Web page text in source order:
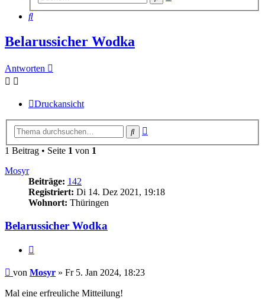
Suche
Belarussicher Wodka
Antworten
Druckansicht
Suche
1 Beitrag • Seite 1 von 1
Mosyr
Beiträge: 142
Registriert: Di 14. Dez 2021, 19:18
Wohnort: Thüringen
Belarussicher Wodka
Beitrag
von Mosyr » Fr 5. Jan 2024, 18:23
Mal eine erfreuliche Mitteilung!